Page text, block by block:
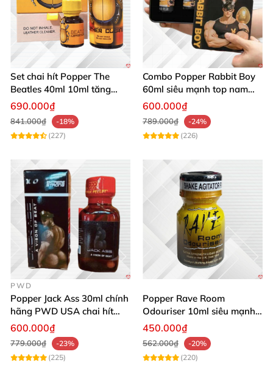
Set chai hít Popper The
Beatles 40ml 10ml tăng
khoái cảm quan hệ
690.000₫
841.000₫
-18%
(227)
Combo Popper Rabbit Boy
60ml siêu mạnh top nam
cực hưng phấn
600.000₫
789.000₫
-24%
(226)
PWD
Popper Jack Ass 30ml chính
hãng PWD USA chai hít
cao cấp an toàn
600.000₫
779.000₫
-23%
(225)
Popper Rave Room
Odouriser 10ml siêu mạnh
kích thích cảm giác tăng
khoái cảm
450.000₫
562.000₫
-20%
(220)